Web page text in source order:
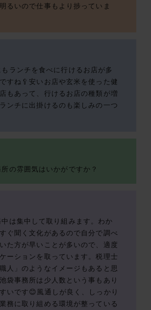
るいので仕事もより捗っていま
ランチを食べに行けるお店が多
すね🥄安いお店や玄米を使った健
もあって、行けるお店の種類が増
ンチに出掛けるのも楽しみの一つ
の雰囲気はいかがですか？
は集中して取り組みます。わか
ぐ聞く文化があるので自分で調べ
た方が早いことが多いので、適度
ーションを取っています。税理士
人」のようなイメージもあると思
袋事務所は少人数という事もあり
いです😊風通しが良く、しっかり
務に取り組める環境が整っている